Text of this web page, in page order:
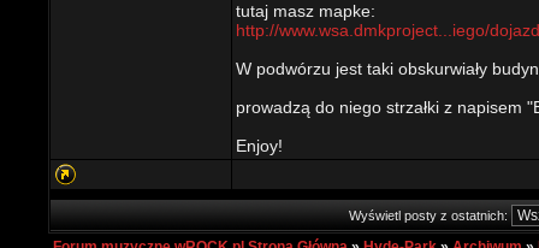
tutaj masz mapke:
http://www.wsa.dmkproject...iego/
W podwórzu jest taki obskurwiały
prowadzą do niego strzałki z napisem
Enjoy!
Wyświetl posty z ostatnich: